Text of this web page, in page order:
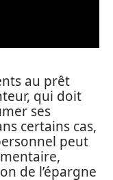
au prêt
qui doit
ses
certains cas,
peut
de l’épargne